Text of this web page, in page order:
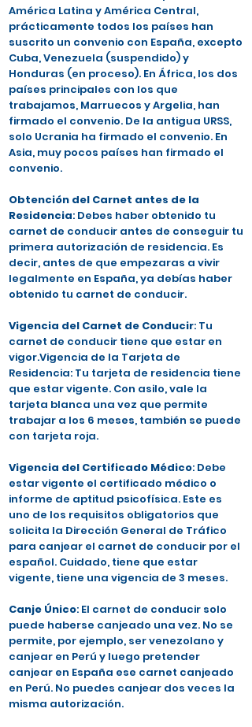
América Latina y América Central,
prácticamente todos los países han
suscrito un convenio con España, excepto
Cuba, Venezuela (suspendido) y
Honduras (en proceso). En África, los dos
países principales con los que
trabajamos, Marruecos y Argelia, han
firmado el convenio. De la antigua URSS,
solo Ucrania ha firmado el convenio. En
Asia, muy pocos países han firmado el
convenio.
Obtención del Carnet antes de la
Residencia: Debes haber obtenido tu
carnet de conducir antes de conseguir tu
primera autorización de residencia. Es
decir, antes de que empezaras a vivir
legalmente en España, ya debías haber
obtenido tu carnet de conducir.
Vigencia del Carnet de Conducir: Tu
carnet de conducir tiene que estar en
vigor.Vigencia de la Tarjeta de
Residencia: Tu tarjeta de residencia tiene
que estar vigente. Con asilo, vale la
tarjeta blanca una vez que permite
trabajar a los 6 meses, también se puede
con tarjeta roja.
Vigencia del Certificado Médico: Debe
estar vigente el certificado médico o
informe de aptitud psicofísica. Este es
uno de los requisitos obligatorios que
solicita la Dirección General de Tráfico
para canjear el carnet de conducir por el
español. Cuidado, tiene que estar
vigente, tiene una vigencia de 3 meses.
Canje Único: El carnet de conducir solo
puede haberse canjeado una vez. No se
permite, por ejemplo, ser venezolano y
canjear en Perú y luego pretender
canjear en España ese carnet canjeado
en Perú. No puedes canjear dos veces la
misma autorización.